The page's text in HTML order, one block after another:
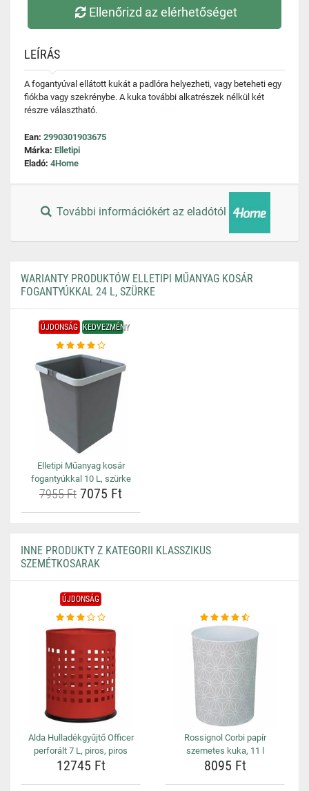
Ellenőrizd az elérhetőséget
LEÍRÁS
A fogantyúval ellátott kukát a padlóra helyezheti, vagy beteheti egy
fiókba vagy szekrénybe. A kuka további alkatrészek nélkül két
részre választható.
Ean: 2990301903675
Márka: Elletipi
Eladó: 4Home
További információkért az eladótól
WARIANTY PRODUKTÓW ELLETIPI MŰANYAG KOSÁR
FOGANTYÚKKAL 24 L, SZÜRKE
ÚJDONSÁG KEDVEZMÉNY
Elletipi Műanyag kosár
fogantyúkkal 10 L, szürke
7955 Ft 7075 Ft
INNE PRODUKTY Z KATEGORII KLASSZIKUS
SZEMÉTKOSARAK
ÚJDONSÁG
Alda Hulladékgyűjtő Officer
perforált 7 L, piros, piros
12745 Ft
Rossignol Corbi papír
szemetes kuka, 11 l
8095 Ft